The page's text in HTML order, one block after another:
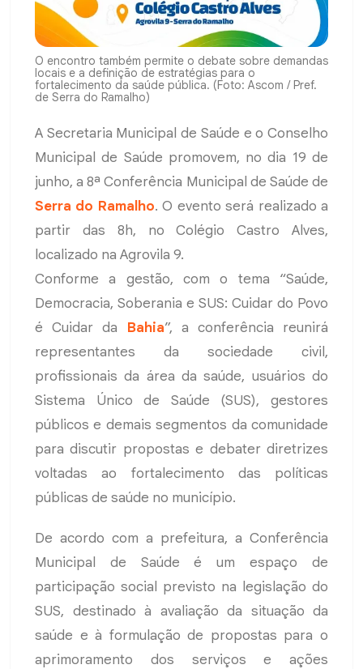
O encontro também permite o debate sobre demandas
locais e a definição de estratégias para o
fortalecimento da saúde pública. (Foto: Ascom / Pref.
de Serra do Ramalho)
A Secretaria Municipal de Saúde e o Conselho
Municipal de Saúde promovem, no dia 19 de
junho, a 8ª Conferência Municipal de Saúde de
Serra do Ramalho. O evento será realizado a
partir das 8h, no Colégio Castro Alves,
localizado na Agrovila 9.
Conforme a gestão, com o tema “Saúde,
Democracia, Soberania e SUS: Cuidar do Povo
é Cuidar da Bahia”, a conferência reunirá
representantes da sociedade civil,
profissionais da área da saúde, usuários do
Sistema Único de Saúde (SUS), gestores
públicos e demais segmentos da comunidade
para discutir propostas e debater diretrizes
voltadas ao fortalecimento das políticas
públicas de saúde no município.
De acordo com a prefeitura, a Conferência
Municipal de Saúde é um espaço de
participação social previsto na legislação do
SUS, destinado à avaliação da situação da
saúde e à formulação de propostas para o
aprimoramento dos serviços e ações